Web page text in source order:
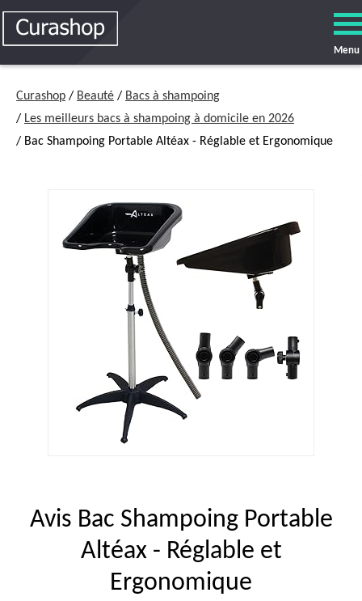
Menu
Curashop / Beauté / Bacs à shampoing
/ Les meilleurs bacs à shampoing à domicile en 2026
/ Bac Shampoing Portable Altéax - Réglable et Ergonomique
Avis Bac Shampoing Portable
Altéax - Réglable et
Ergonomique